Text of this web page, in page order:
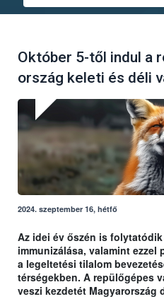
Október 5-től indul a
ország keleti és déli
2024. szeptember 16, hétfő
Az idei év őszén is
immunizálása, valamint ezzel
a legeltetési tilalom
térségekben. A repülőgépes
veszi kezdetét Magyarország